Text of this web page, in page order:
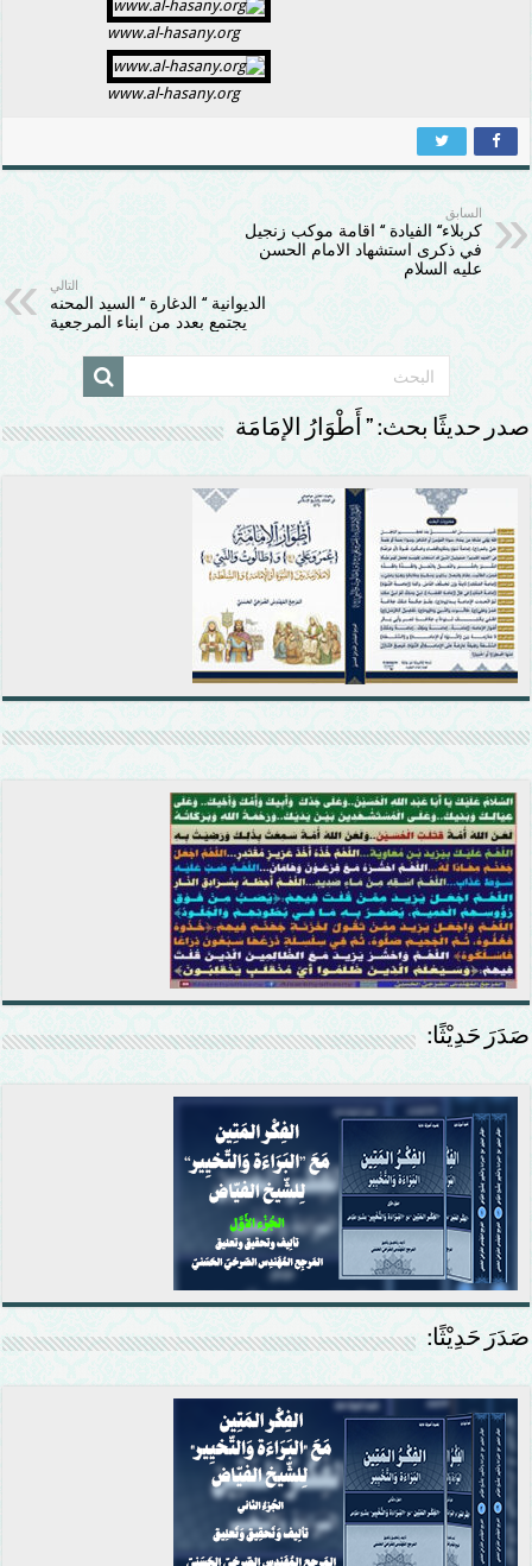
www.al-hasany.org
www.al-hasany.org
السابق
كربلاء‘‘ الفيادة ‘‘ اقامة موكب زنجيل
في ذكرى استشهاد الامام الحسن
عليه السلام
التالي
الديوانية ‘‘ الدغارة ‘‘ السيد المحنه
يجتمع بعدد من ابناء المرجعية
صدر حديثًا بحث: ” أَطْوَارُ الإمَامَة
صَدَرَ حَدِيْثًا:
صَدَرَ حَدِيْثًا: